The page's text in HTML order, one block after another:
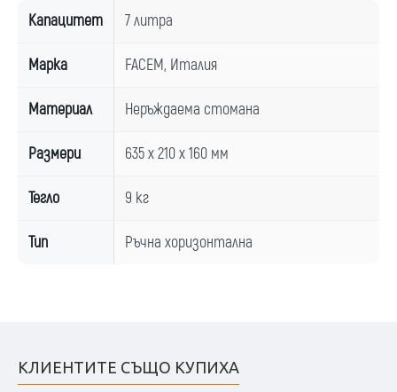
Капацитет 7 литра
Марка FACEM, Италия
Материал Неръждаема стомана
Размери 635 x 210 x 160 мм
Тегло 9 кг
Тип Ръчна хоризонтална
КЛИЕНТИТЕ СЪЩО КУПИХА